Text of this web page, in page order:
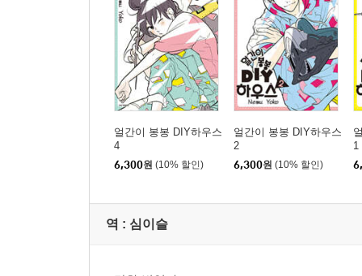
얼간이 봉봉 DIY하우스
4
6,300원 (10% 할인)
얼간이 봉봉 DIY하우스
2
6,300원 (10% 할인)
1
역 : 심이슬